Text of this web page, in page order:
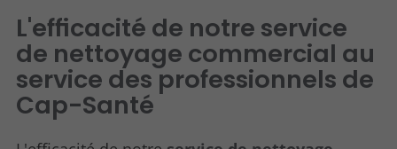
L'efficacité de notre service
de nettoyage commercial au
service des professionnels de
Cap-Santé